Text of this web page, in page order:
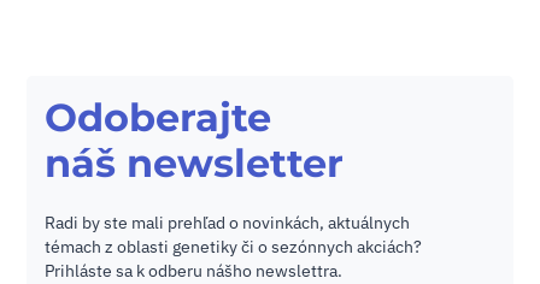
Odoberajte
náš newsletter
Radi by ste mali prehľad o novinkách, aktuálnych
témach z oblasti genetiky či o sezónnych akciách?
Prihláste sa k odberu nášho newslettra.